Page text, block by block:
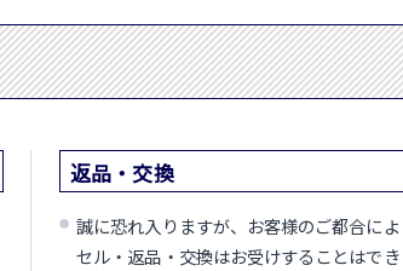
返品・交換
誠に恐れ入りますが、お客様のご都合に
セル・返品・交換はお受けすることはで